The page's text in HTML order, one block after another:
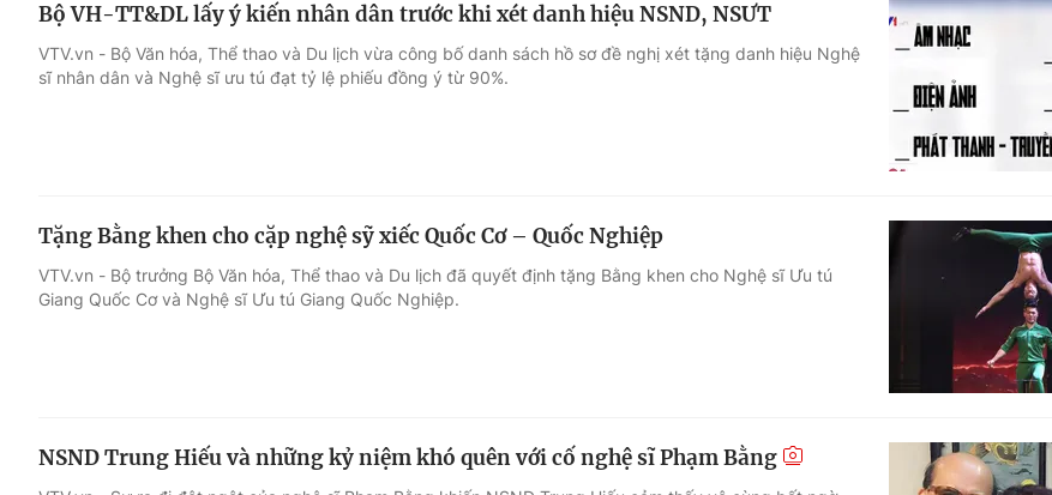
Bộ VH-TT&DL lấy ý kiến nhân dân trước khi xét danh hiệu NSND, NSƯT
VTV.vn - Bộ Văn hóa, Thể thao và Du lịch vừa công bố danh sách hồ sơ đề nghị xét tặng danh hiệu Nghệ
sĩ nhân dân và Nghệ sĩ ưu tú đạt tỷ lệ phiếu đồng ý từ 90%.
Tặng Bằng khen cho cặp nghệ sỹ xiếc Quốc Cơ – Quốc Nghiệp
VTV.vn - Bộ trưởng Bộ Văn hóa, Thể thao và Du lịch đã quyết định tặng Bằng khen cho Nghệ sĩ Ưu tú
Giang Quốc Cơ và Nghệ sĩ Ưu tú Giang Quốc Nghiệp.
NSND Trung Hiếu và những kỷ niệm khó quên với cố nghệ sĩ Phạm Bằng